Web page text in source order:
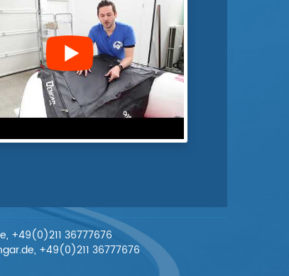
+49(0)211 36777676
+49(0)211 36777676